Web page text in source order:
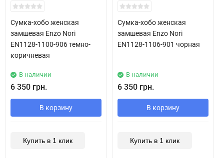
Сумка-хобо женская
замшевая Enzo Nori
EN1128-1100-906 темно-
коричневая
В наличии
6 350 грн.
В корзину
Купить в 1 клик
Сумка-хобо женская
замшевая Enzo Nori
EN1128-1106-901 чорная
В наличии
6 350 грн.
В корзину
Купить в 1 клик